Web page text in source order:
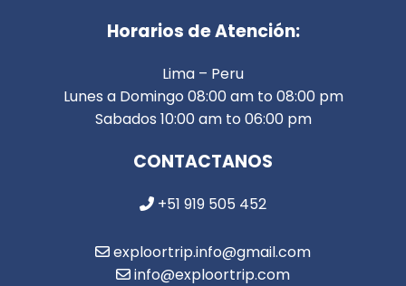
Horarios de Atención:
Lima – Peru
Lunes a Domingo 08:00 am to 08:00 pm
Sabados 10:00 am to 06:00 pm
CONTACTANOS
+51 919 505 452
exploortrip.info@gmail.com
info@exploortrip.com